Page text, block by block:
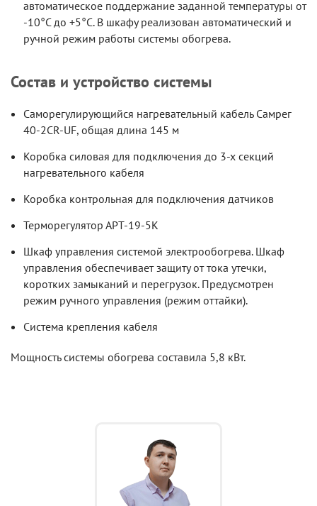
автоматическое поддержание заданной температуры от
-10°С до +5°С. В шкафу реализован автоматический и
ручной режим работы системы обогрева.
Состав и устройство системы
Саморегулирующийся нагревательный кабель Самрег
40-2CR-UF, общая длина 145 м
Коробка силовая для подключения до 3-х секций
нагревательного кабеля
Коробка контрольная для подключения датчиков
Терморегулятор АРТ-19-5К
Шкаф управления системой электрообогрева. Шкаф
управления обеспечивает защиту от тока утечки,
коротких замыканий и перегрузок. Предусмотрен
режим ручного управления (режим оттайки).
Система крепления кабеля
Мощность системы обогрева составила 5,8 кВт.